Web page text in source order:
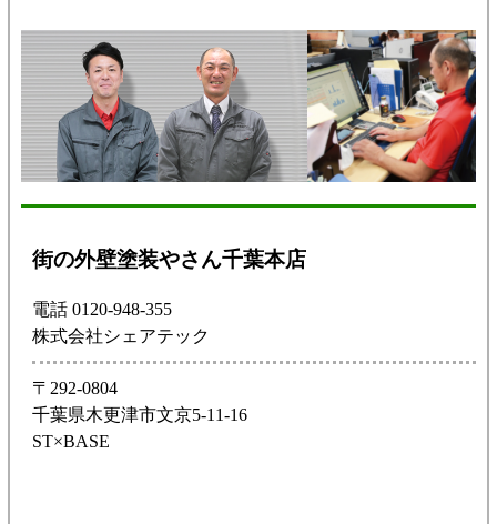
街の外壁塗装やさん千葉本店
電話 0120-948-355
株式会社シェアテック
〒292-0804
千葉県木更津市文京5-11-16
ST×BASE